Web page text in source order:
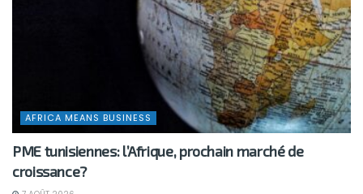
AFRICA MEANS BUSINESS
PME tunisiennes: l’Afrique, prochain marché de
croissance?